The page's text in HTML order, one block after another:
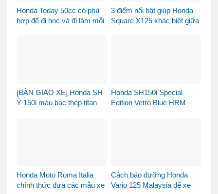
Honda Today 50cc có phù
hợp để đi học và đi làm mỗi
3 điểm nổi bật giúp Honda
Square X125 khác biệt giữa
[BÀN GIAO XE] Honda SH
Ý 150i màu bạc thép titan
Honda SH150i Special
Edition Vetro Blue HRM –
Honda Moto Roma Italia
chính thức đưa các mẫu xe
Cách bảo dưỡng Honda
Vario 125 Malaysia để xe